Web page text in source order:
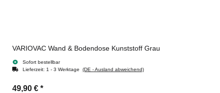
VARIOVAC Wand & Bodendose Kunststoff Grau
Sofort bestellbar
Lieferzeit: 1 - 3 Werktage (DE - Ausland abweichend)
49,90 € *